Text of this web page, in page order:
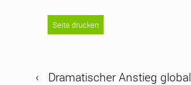
Seite drucken
‹
Dramatischer Anstieg